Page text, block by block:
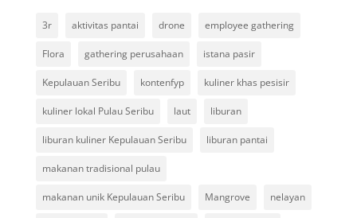
3r aktivitas pantai drone employee gathering
Flora gathering perusahaan istana pasir
Kepulauan Seribu kontenfyp kuliner khas pesisir
kuliner lokal Pulau Seribu laut liburan
liburan kuliner Kepulauan Seribu liburan pantai
makanan tradisional pulau
makanan unik Kepulauan Seribu Mangrove nelayan